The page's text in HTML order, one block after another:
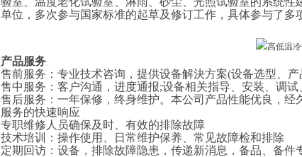
单位，多次参与国家标准的起草及修订工作，具体参与了多
产品服务
售前服务 ： 专业技术咨询，提供设备解決方案(设备选型、
售中服务 ： 客户沟通，进度通报;设备相关指导、安装、调
售后服务 ： 一年保修，终身维护。本公司产品性能优良，经
服务的快速响应
专职维修人员确保及时、有效的排除故障
技术培训
： 操作使用、日常维护保养、常见故障检和排除
定期回访 ： 设备，排除故障隐患，传递新消息，备品、备件